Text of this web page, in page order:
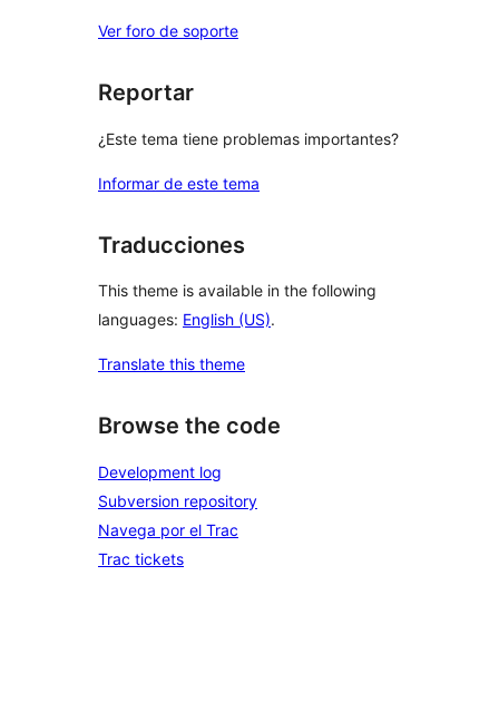
Ver foro de soporte
Reportar
¿Este tema tiene problemas importantes?
Informar de este tema
Traducciones
This theme is available in the following
languages: English (US).
Translate this theme
Browse the code
Development log
Subversion repository
Navega por el Trac
Trac tickets